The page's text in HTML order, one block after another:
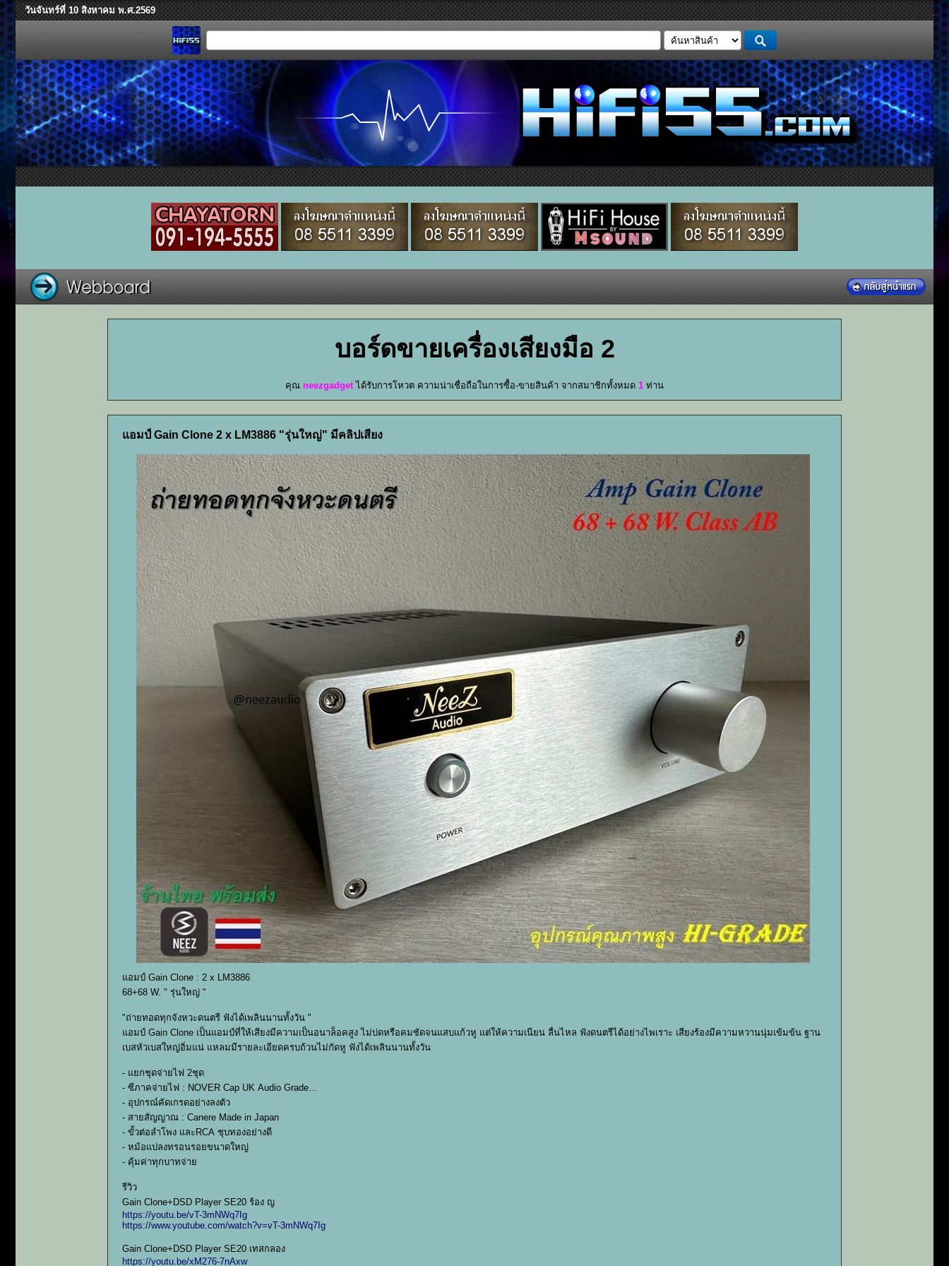
วันจันทร์ที่ 10 สิงหาคม พ.ศ.2569
บอร์ดขายเครื่องเสียงมือ 2
คุณ neezgadgetได้รับการโหวต ความน่าเชื่อถือในการซื้อ-ขายสินค้า จากสมาชิกทั้งหมด 1 ท่าน
แอมป์ Gain Clone 2 x LM3886 "รุ่นใหญ่" มีคลิปเสียง
แอมป์ Gain Clone : 2 x LM3886
68+68 W. " รุ่นใหญ่ "
"ถ่ายทอดทุกจังหวะดนตรี ฟังได้เพลินนานทั้งวัน "
แอมป์ Gain Clone เป็นแอมป์ที่ให้เสียงมีความเป็นอนาล็อคสูง ไม่บ่ดหรือคมชัดจนแสบแก้วหู แต่ให้ความเนียน ลื่นไหล ฟังดนตรีได้อย่างไพเราะ เสียงร้องมีความหวานนุ่มเข้มข้น ฐาน
เบสหัวเบสใหญ่อิ่มแน่ แหลมมีรายละเอียดครบถ้วนไม่กัดหู ฟังได้เพลินนานทั้งวัน
- แยกชุดจ่ายไฟ 2ชุด
- ซีภาคจ่ายไฟ : NOVER Cap UK Audio Grade…
- อุปกรณ์คัดเกรดอย่างลงตัว
- สายสัญญาณ : Canere Made in Japan
- ขั้วต่อลำโพง และRCA ชุบทองอย่างดี
- หม้อแปลงทรอนรอยขนาดใหญ่
- คุ้มค่าทุกบาทจ่าย
รีวิว
Gain Clone+DSD Player SE20 ร้อง ญ
https://youtu.be/vT-3mNWq7Ig
https://www.youtube.com/watch?v=vT-3mNWq7Ig
Gain Clone+DSD Player SE20 เทสกลอง
https://youtu.be/xM276-7nAxw